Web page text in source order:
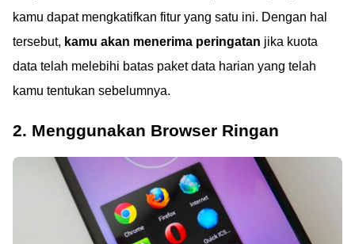
kamu dapat mengkatifkan fitur yang satu ini. Dengan hal
tersebut, kamu akan menerima peringatan jika kuota
data telah melebihi batas paket data harian yang telah
kamu tentukan sebelumnya.
2. Menggunakan Browser Ringan